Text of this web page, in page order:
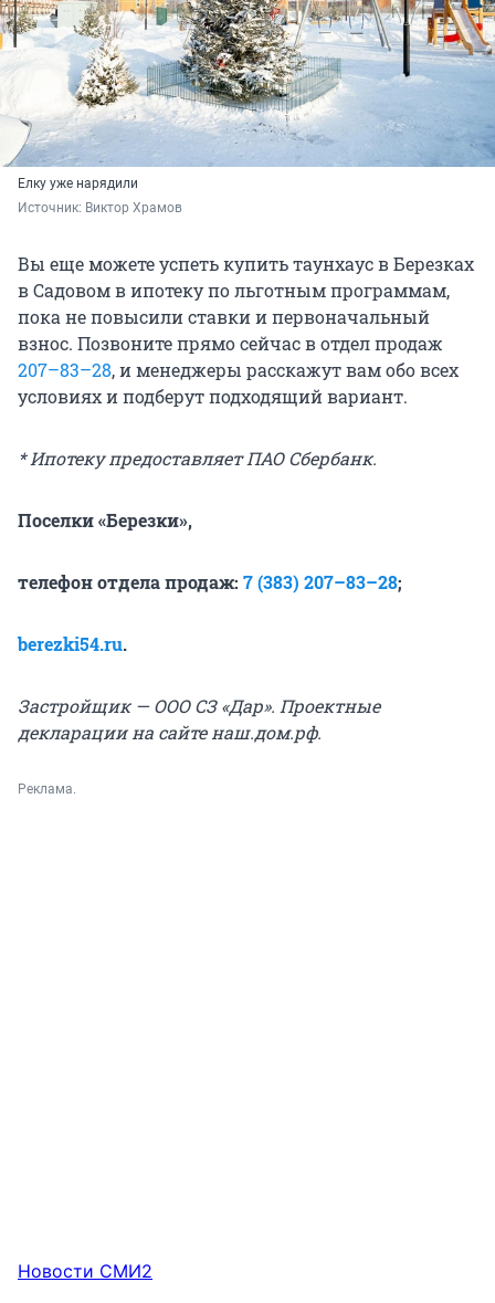
Елку уже нарядили
Источник: Виктор Храмов
Вы еще можете успеть купить таунхаус в Березках
в Садовом в ипотеку по льготным программам,
пока не повысили ставки и первоначальный
взнос. Позвоните прямо сейчас в отдел продаж
207–83–28, и менеджеры расскажут вам обо всех
условиях и подберут подходящий вариант.
* Ипотеку предоставляет ПАО Сбербанк.
Поселки «Березки»,
телефон отдела продаж: 7 (383) 207–83–28;
berezki54.ru.
Застройщик — ООО СЗ «Дар». Проектные
декларации на сайте наш.дом.рф.
Реклама.
Новости СМИ2